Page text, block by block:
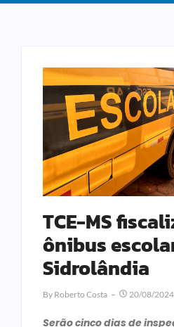
TCE-MS
ônibus
Sidrolândia
By Roberto Costa 20/08/2024
Serão cinco dias de